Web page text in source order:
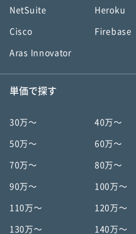
NetSuite Heroku
Cisco Firebase
Aras Innovator
単価で探す
30万〜 40万〜
50万〜 60万〜
70万〜 80万〜
90万〜 100万〜
110万〜 120万〜
130万〜 140万〜